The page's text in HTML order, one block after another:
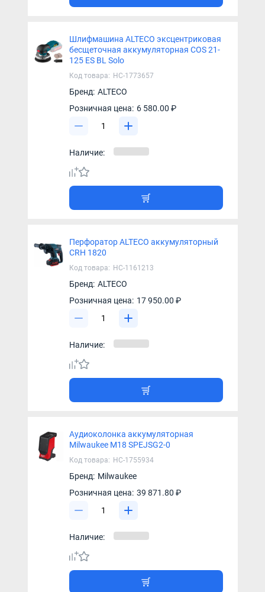
Шлифмашина ALTECO эксцентриковая
бесщеточная аккумуляторная COS 21-
125 ES BL Solo
Код товара: НС-1773657
Бренд: ALTECO
Розничная цена: 6 580.00 ₽
Наличие:
Перфоратор ALTECO аккумуляторный
CRH 1820
Код товара: НС-1161213
Бренд: ALTECO
Розничная цена: 17 950.00 ₽
Наличие:
Аудиоколонка аккумуляторная
Milwaukee M18 SPEJSG2-0
Код товара: НС-1755934
Бренд: Milwaukee
Розничная цена: 39 871.80 ₽
Наличие: